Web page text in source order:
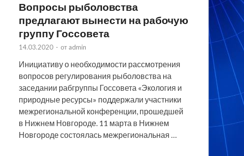
Вопросы рыболовства
предлагают вынести на рабочую
группу Госсовета
14.03.2020 - от admin
Инициативу о необходимости рассмотрения
вопросов регулирования рыболовства на
заседании рабгруппы Госсовета «Экология и
природные ресурсы» поддержали участники
межрегиональной конференции, прошедшей
в Нижнем Новгороде. 11 марта в Нижнем
Новгороде состоялась межрегиональная …